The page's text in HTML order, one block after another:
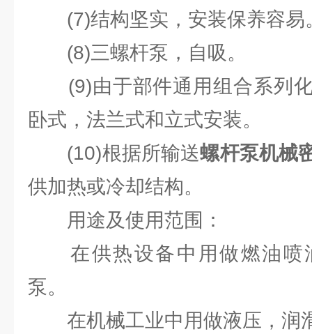
(7)结构坚实，安装保养容易
(8)三螺杆泵，自吸。
(9)由于部件通用组合系列化
卧式，法兰式和立式安装。
(10)根据所输送螺杆泵机械
供加热或冷却结构。
用途及使用范围：
在供热设备中用做燃油喷
泵。
在机械工业中用做液压，润